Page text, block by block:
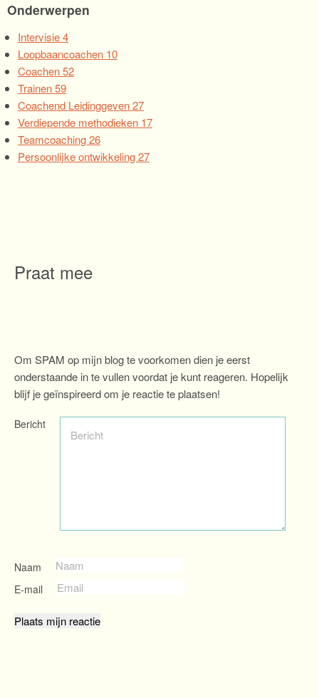
Onderwerpen
Intervisie4
Loopbaancoachen 10
Coachen52
Trainen59
Coachend Leidinggeven27
Verdiepende methodieken 17
Teamcoaching26
Persoonlijke ontwikkeling27
Praat mee
Om SPAM op mijn blog te voorkomen dien je eerst
onderstaande in te vullen voordat je kunt reageren. Hopelijk
blijf je geïnspireerd om je reactie te plaatsen!
Bericht
Naam
E-mail